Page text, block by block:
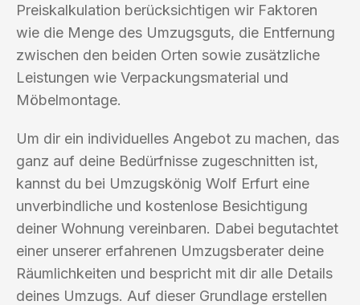
Preiskalkulation berücksichtigen wir Faktoren
wie die Menge des Umzugsguts, die Entfernung
zwischen den beiden Orten sowie zusätzliche
Leistungen wie Verpackungsmaterial und
Möbelmontage.
Um dir ein individuelles Angebot zu machen, das
ganz auf deine Bedürfnisse zugeschnitten ist,
kannst du bei Umzugskönig Wolf Erfurt eine
unverbindliche und kostenlose Besichtigung
deiner Wohnung vereinbaren. Dabei begutachtet
einer unserer erfahrenen Umzugsberater deine
Räumlichkeiten und bespricht mit dir alle Details
deines Umzugs. Auf dieser Grundlage erstellen